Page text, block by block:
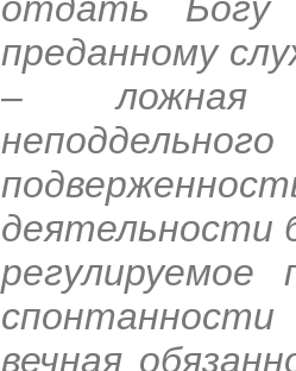
преданному
– ложная
деятельности
регулируемое
вечная